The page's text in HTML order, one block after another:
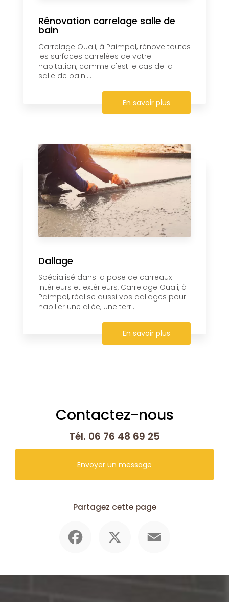
Rénovation carrelage salle de
bain
Carrelage Ouali, à Paimpol, rénove toutes
les surfaces carrelées de votre
habitation, comme c'est le cas de la
salle de bain....
En savoir plus
Dallage
Spécialisé dans la pose de carreaux
intérieurs et extérieurs, Carrelage Ouali, à
Paimpol, réalise aussi vos dallages pour
habiller une allée, une terr...
En savoir plus
Contactez-nous
Tél. 06 76 48 69 25
Envoyer un message
Partagez cette page